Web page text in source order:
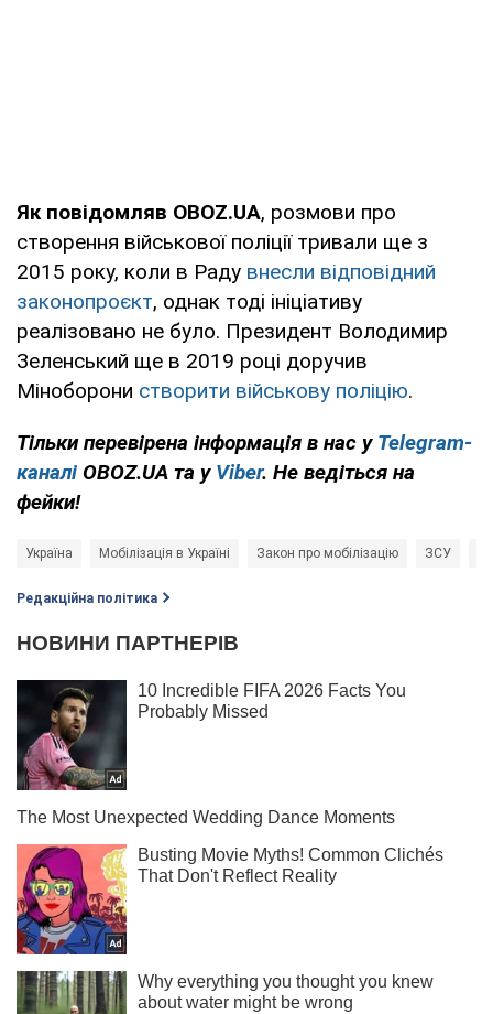
Як повідомляв OBOZ.UA, розмови про
створення військової поліції тривали ще з
2015 року, коли в Раду внесли відповідний
законопроєкт, однак тоді ініціативу
реалізовано не було. Президент Володимир
Зеленський ще в 2019 році доручив
Міноборони створити військову поліцію.
Тільки перевірена інформація в нас у Telegram-
каналі OBOZ.UA та у Viber. Не ведіться на
фейки!
Україна Мобілізація в Україні Закон про мобілізацію ЗСУ
Редакційна політика